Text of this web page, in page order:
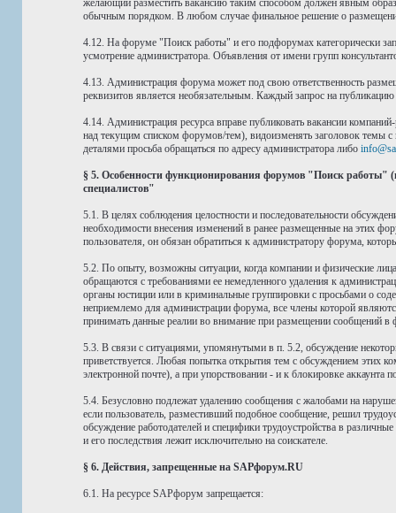
желающий разместить вакансию таким способом должен явным
обычным порядком. В любом случае финальное решение о
4.12. На форуме "Поиск работы" и его подфорумах категорически
усмотрение администратора. Объявления от имени групп
4.13. Администрация форума может под свою ответственность
реквизитов является необязательным. Каждый запрос на
4.14. Администрация ресурса вправе публиковать вакансии
над текущим списком форумов/тем), видоизменять заголовок темы с
деталями просьба обращаться по адресу администратора либо
§ 5. Особенности функционирования форумов "Поиск
специалистов"
5.1. В целях соблюдения целостности и последовательности
необходимости внесения изменений в ранее размещенные на этих
пользователя, он обязан обратиться к администратору форума,
5.2. По опыту, возможны ситуации, когда компании и физические
обращаются с требованиями ее немедленного удаления к
органы юстиции или в криминальные группировки с просьбами о
неприемлемо для администрации форума, все члены которой
принимать данные реалии во внимание при размещении сообщений
5.3. В связи с ситуациями, упомянутыми в п. 5.2, обсуждение
приветствуется. Любая попытка открытия тем с обсуждением этих
электронной почте), а при упорствовании - и к блокировке аккаунта
5.4. Безусловно подлежат удалению сообщения с жалобами на
если пользователь, разместивший подобное сообщение, решил
обсуждение работодателей и специфики трудоустройства в
и его последствия лежит исключительно на соискателе.
§ 6. Действия, запрещенные на SAPфорум.RU
6.1. На ресурсе SAPфорум запрещается: